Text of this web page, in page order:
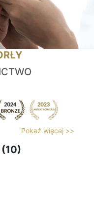
Pokaż więcej >>
(10)